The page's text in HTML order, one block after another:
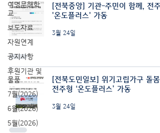
여명문해학
교
보도자료
자원연계
공지사항
후원기관 및
물품
7월(2026)
6월(2026)
5월(2026)
[전북중앙] 기관-주민이 함께, 전주
'온도플러스' 가동
3월 24일
[전북도민일보] 위기고립가구 돌봄
전주형 ‘온도플러스’ 가동
3월 24일